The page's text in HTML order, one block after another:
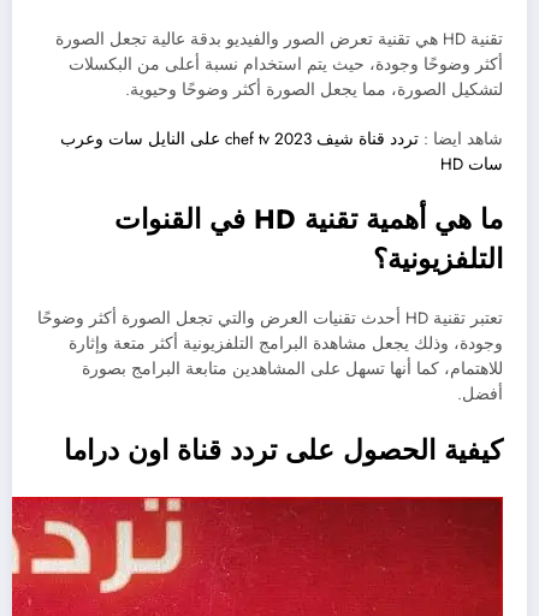
تقنية HD هي تقنية تعرض الصور والفيديو بدقة عالية تجعل الصورة
أكثر وضوحًا وجودة، حيث يتم استخدام نسبة أعلى من البكسلات
لتشكيل الصورة، مما يجعل الصورة أكثر وضوحًا وحيوية.
شاهد ايضا :
تردد قناة شيف chef tv 2023 على النايل سات وعرب
سات HD
ما هي أهمية تقنية HD في القنوات
التلفزيونية؟
تعتبر تقنية HD أحدث تقنيات العرض والتي تجعل الصورة أكثر وضوحًا
وجودة، وذلك يجعل مشاهدة البرامج التلفزيونية أكثر متعة وإثارة
للاهتمام، كما أنها تسهل على المشاهدين متابعة البرامج بصورة
أفضل.
كيفية الحصول على تردد قناة اون دراما